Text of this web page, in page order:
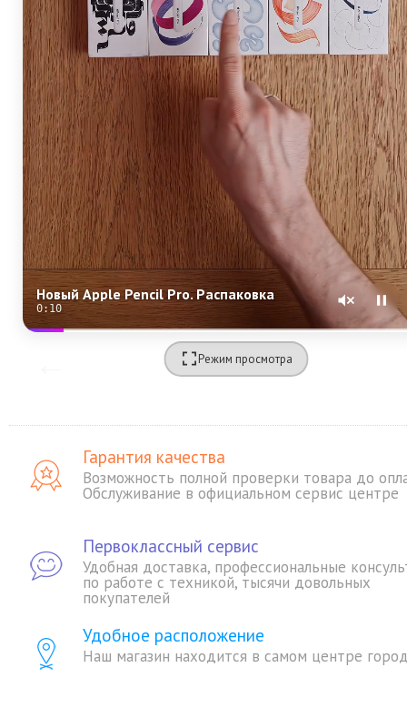
Новый Apple Pencil Pro. Распаковка
0:08
Режим просмотра
Гарантия качества
Возможность полной проверки товара до
Обслуживание в официальном сервис центре
Первоклассный сервис
Удобная доставка, профессиональные
по работе с техникой, тысячи довольных
покупателей
Удобное расположение
Наш магазин находится в самом центре